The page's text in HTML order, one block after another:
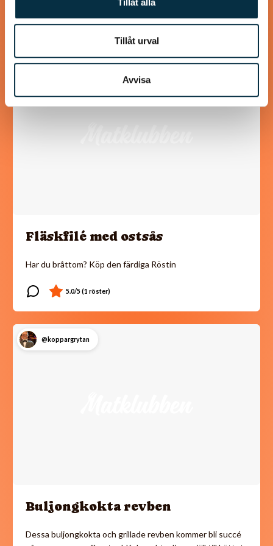
Tillåt urval
Avvisa
Fläskfilé med ostsås
Har du bråttom? Köp den färdiga Röstin
@koppargrytan
Buljongkokta revben
Dessa buljongkokta och grillade revben kommer bli succé